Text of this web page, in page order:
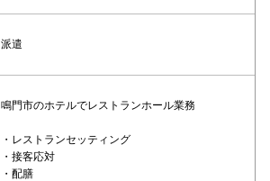
派遣
鳴門市のホテルでレストランホール業務
・レストランセッティング
・接客応対
・配膳